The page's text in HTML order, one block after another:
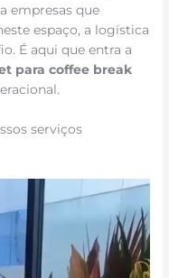
empresas que
espaço, a logística
É aqui que entra a
para coffee break
serviços